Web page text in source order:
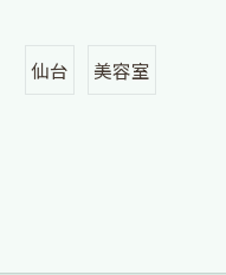
仙台 美容室